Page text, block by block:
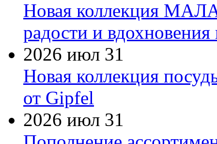
Новая коллекция
радости и
2026 июл 31
Новая коллекция
от Gipfel
2026 июл 31